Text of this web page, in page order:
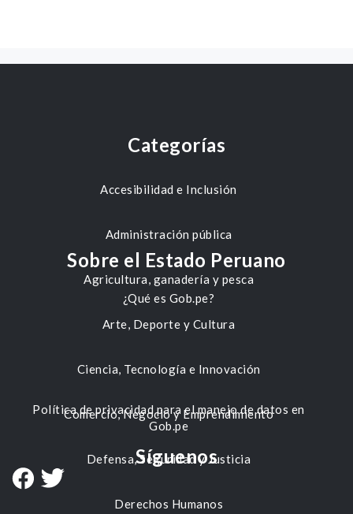
Categorías
Accesibilidad e Inclusión
Administración pública
Agricultura, ganadería y pesca
Arte, Deporte y Cultura
Ciencia, Tecnología e Innovación
Comercio, Negocio y Emprendimiento
Defensa, Seguridad y Justicia
Derechos Humanos
Sobre el Estado Peruano
¿Qué es Gob.pe?
Política de privacidad para el manejo de datos en
Gob.pe
Síguenos